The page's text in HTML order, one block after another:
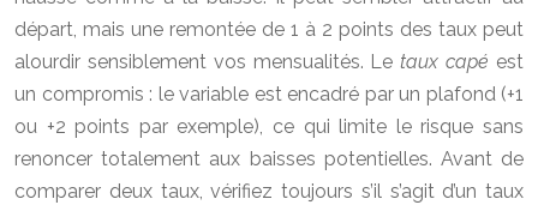
départ, mais une remontée de 1 à 2 points des taux peut
alourdir sensiblement vos mensualités. Letaux capé est
un compromis : le variable est encadré par un plafond (+1
ou +2 points par exemple), ce qui limite le risque sans
renoncer totalement aux baisses potentielles. Avant de
comparer deux taux, vérifiez toujours s’il s’agit d’un taux